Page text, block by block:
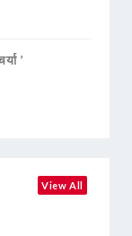
’
View All